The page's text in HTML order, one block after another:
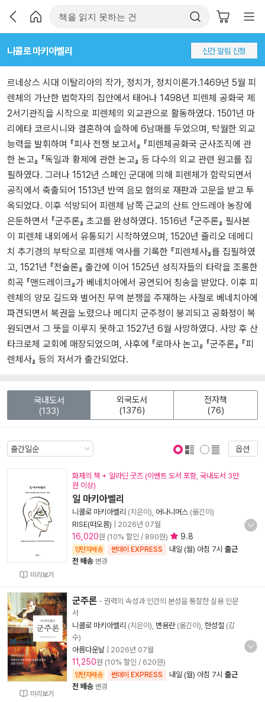
니콜로 마키아벨리 신간 알림 신청
르네상스 시대 이탈리아의 작가, 정치가, 정치이론가.1469년 5월 피
렌체의 가난한 법학자의 집안에서 태어나 1498년 피렌체 공화국 제
2서기관직을 시작으로 피렌체의 외교관으로 활동하였다. 1501년 마
리에타 코르시니와 결혼하여 슬하에 6남매를 두었으며, 탁월한 외교
능력을 발휘하며 『피사 전쟁 보고서』 『피렌체공화국 군사조직에 관
한 논고』 『독일과 황제에 관한 논고』 등 다수의 외교 관련 원고를 집
필하였다. 그러나 1512년 스페인 군대에 의해 피렌체가 함락되면서
공직에서 축출되어 1513년 반역 음모 혐의로 재판과 고문을 받고 투
옥되었다. 이후 석방되어 피렌체 남쪽 근교의 산트 안드레아 농장에
은둔하면서 『군주론』 초고를 완성하였다. 1516년 『군주론』 필사본
이 피렌체 내외에서 유통되기 시작하였으며, 1520년 줄리오 데메디
치 추기경의 부탁으로 피렌체 역사를 기록한 『피렌체사』를 집필하였
고, 1521년 『전술론』 출간에 이어 1525년 성직자들의 타락을 조롱한
희곡 『맨드레이크』가 베네치아에서 공연되어 칭송을 받았다. 이후 피
렌체의 양모 길드와 벌어진 무역 분쟁을 주재하는 사절로 베네치아에
파견되면서 복권을 노렸으나 메디치 군주정이 붕괴되고 공화정이 복
원되면서 그 뜻을 이루지 못하고 1527년 6월 사망하였다. 사망 후 산
타크로체 교회에 매장되었으며, 사후에 『로마사 논고』 『군주론』 『피
렌체사』 등의 저서가 출간되었다.
국내도서
(133)
외국도서
(1376)
전자책
(76)
옵션
미리보기
화제의 책 + 알라딘 굿즈 (이벤트 도서 포함, 국내도서 3만
원 이상)
일 마키아벨리
니콜로 마키아벨리 (지은이), 어나니머스 (옮긴이)
RISE(떠오름)
2026년 07월
16,020원 (10% 할인 / 890원) 9.8
양탄자배송 썬데이 EXPRESS 내일 (월) 아침 7시 출근
전 배송 변경
미리보기
군주론 - 권력의 속성과 인간의 본성을 통찰한 실용 인문
서
니콜로 마키아벨리 (지은이), 변용란(옮긴이), 한성철 (감
수)
아름다운날
2026년 07월
11,250원 (10% 할인 / 620원)
양탄자배송 썬데이 EXPRESS 내일 (월) 아침 7시 출근
전 배송 변경